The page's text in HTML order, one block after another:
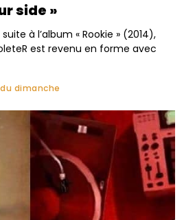
side »
à l’album « Rookie » (2014),
est revenu en forme avec
dimanche